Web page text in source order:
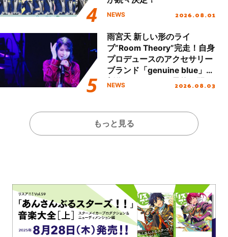
NEWS 2026.08.01
雨宮天 新しい形のライ
ブ”Room Theory”完走！自身
プロデュースのアクセサリー
ブランド「genuine blue」の
新作アクセサリー予約も開
NEWS 2026.08.03
もっと見る